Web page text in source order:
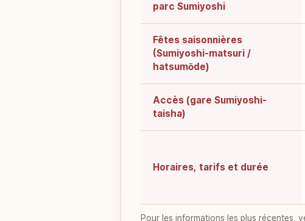
parc Sumiyoshi
Fêtes saisonnières
(Sumiyoshi-matsuri /
hatsumōde)
Accès (gare Sumiyoshi-
taisha)
Horaires, tarifs et durée
Pour les informations les plus récentes,